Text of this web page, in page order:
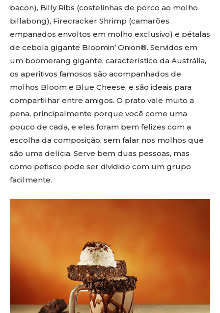
bacon), Billy Ribs (costelinhas de porco ao molho
billabong), Firecracker Shrimp (camarões
empanados envoltos em molho exclusivo) e pétalas
de cebola gigante Bloomin’ Onion®. Servidos em
um boomerang gigante, característico da Austrália,
os aperitivos famosos são acompanhados de
molhos Bloom e Blue Cheese, e são ideais para
compartilhar entre amigos. O prato vale muito a
pena, principalmente porque você come uma
pouco de cada, e eles foram bem felizes com a
escolha da composição, sem falar nos molhos que
são uma delícia. Serve bem duas pessoas, mas
como petisco pode ser dividido com um grupo
facilmente.